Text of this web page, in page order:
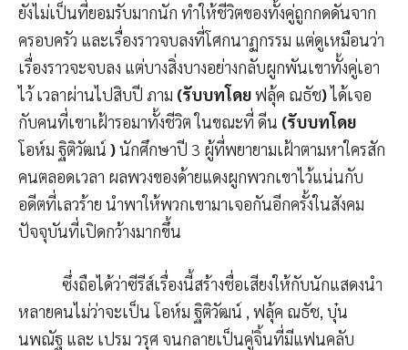
ยังไม่เป็นที่ยอมรับมากนัก ทำให้ชีวิตของทั้งคู่ถูกกดดันจาก
ครอบครัว และเรื่องราวจบลงที่โศกนาฏกรรม แต่ดูเหมือนว่า
เรื่องราวจะจบลง แต่บางสิ่งบางอย่างกลับผูกพันเขาทั้งคู่เอา
ไว้ เวลาผ่านไปสิบปี ภาม (รับบทโดยฟลุ้ค ณธัช)ได้เจอ
กับคนที่เขาเฝ้ารอมาทั้งชีวิต ในขณะที่ ดีน (รับบทโดย
โอห์ม ฐิติวัฒน์ )นักศึกษาปี 3 ผู้ที่พยายามเฝ้าตามหาใครสัก
คนตลอดเวลา ผลพวงของด้ายแดงผูกพวกเขาไว้แน่นกับ
อดีตที่เลวร้าย นำพาให้พวกเขามาเจอกันอีกครั้งในสังคม
ปัจจุบันที่เปิดกว้างมากขึ้น
ซึ่งถือได้ว่าซีรีส์เรื่องนี้สร้างชื่อเสียงให้กับนักแสดงนำ
หลายคนไม่ว่าจะเป็น โอห์ม ฐิติวัฒน์ , ฟลุ้ค ณธัช, บุ๋น
นพณัฐ และ เปรม วรุศ จนกลายเป็นคู่จิ้นที่มีแฟนคลับ